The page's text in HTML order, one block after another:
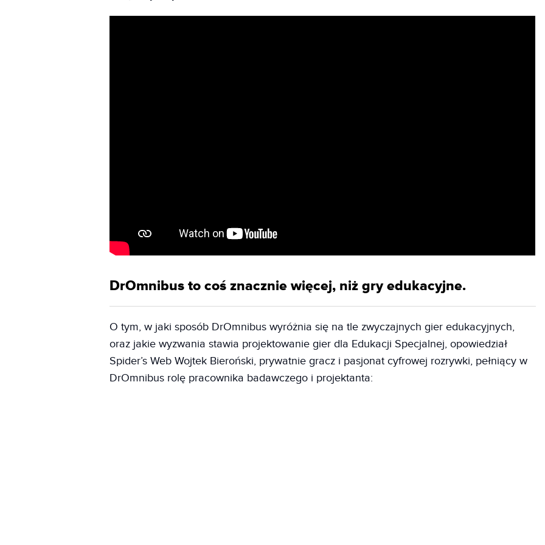
DrOmnibus to coś znacznie więcej, niż gry edukacyjne.
O tym, w jaki sposób DrOmnibus wyróżnia się na tle zwyczajnych gier edukacyjnych,
oraz jakie wyzwania stawia projektowanie gier dla Edukacji Specjalnej, opowiedział
Spider’s Web Wojtek Bieroński, prywatnie gracz i pasjonat cyfrowej rozrywki, pełniący w
DrOmnibus rolę pracownika badawczego i projektanta: